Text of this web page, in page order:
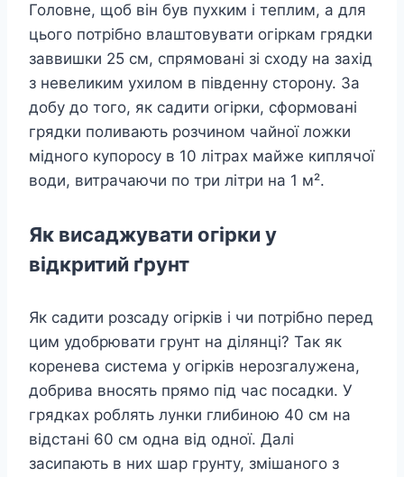
Головне, щоб він був пухким і теплим, а для
цього потрібно влаштовувати огіркам грядки
заввишки 25 см, спрямовані зі сходу на захід
з невеликим ухилом в південну сторону. За
добу до того, як садити огірки, сформовані
грядки поливають розчином чайної ложки
мідного купоросу в 10 літрах майже киплячої
води, витрачаючи по три літри на 1 м².
Як висаджувати огірки у
відкритий ґрунт
Як садити розсаду огірків і чи потрібно перед
цим удобрювати грунт на ділянці? Так як
коренева система у огірків нерозгалужена,
добрива вносять прямо під час посадки. У
грядках роблять лунки глибиною 40 см на
відстані 60 см одна від одної. Далі
засипають в них шар грунту, змішаного з